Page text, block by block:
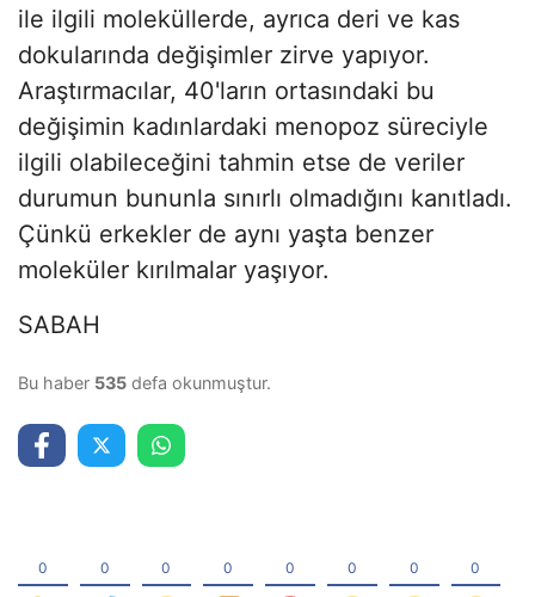
ile ilgili moleküllerde, ayrıca deri ve kas
dokularında değişimler zirve yapıyor.
Araştırmacılar, 40'ların ortasındaki bu
değişimin kadınlardaki menopoz süreciyle
ilgili olabileceğini tahmin etse de veriler
durumun bununla sınırlı olmadığını kanıtladı.
Çünkü erkekler de aynı yaşta benzer
moleküler kırılmalar yaşıyor.
SABAH
Bu haber 535 defa okunmuştur.